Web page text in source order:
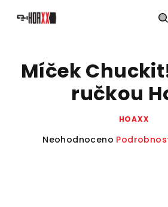
Míček
ručkou
HOAXX
PrůměrnéNeohodnoceno